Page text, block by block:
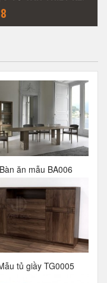
Bàn ăn mẫu BA006
tủ giầy TG0005